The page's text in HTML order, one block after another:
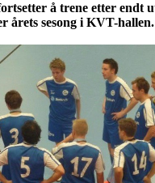
å trene etter endt
årets sesong i KVT-hallen.